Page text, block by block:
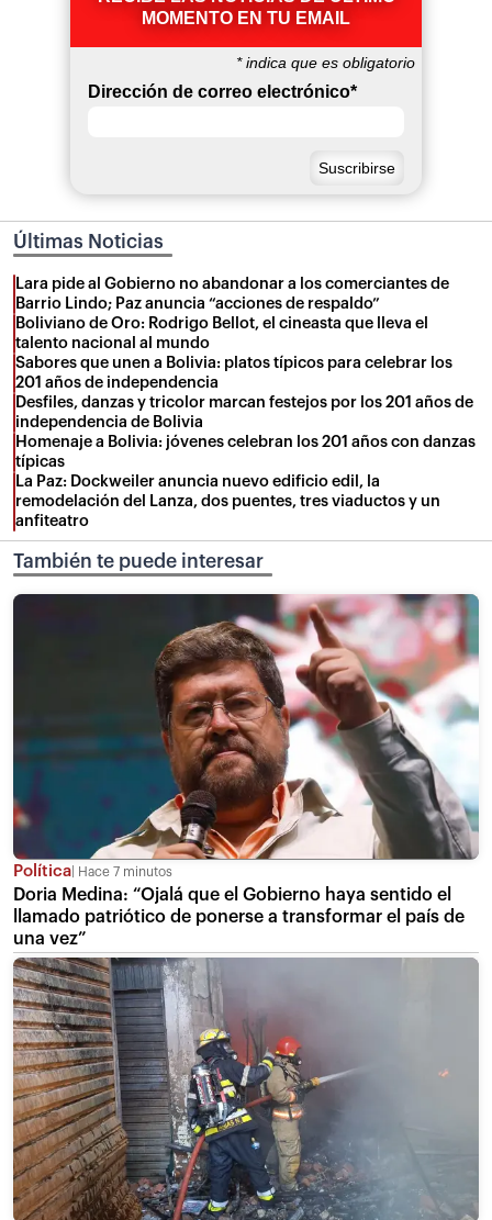
MOMENTO EN TU EMAIL
*indica que es obligatorio
Dirección de correo electrónico*
Últimas Noticias
Lara pide al Gobierno no abandonar a los comerciantes de
Barrio Lindo; Paz anuncia “acciones de respaldo”
Boliviano de Oro: Rodrigo Bellot, el cineasta que lleva el
talento nacional al mundo
Sabores que unen a Bolivia: platos típicos para celebrar los
201 años de independencia
Desfiles, danzas y tricolor marcan festejos por los 201 años de
independencia de Bolivia
Homenaje a Bolivia: jóvenes celebran los 201 años con danzas
típicas
La Paz: Dockweiler anuncia nuevo edificio edil, la
remodelación del Lanza, dos puentes, tres viaductos y un
anfiteatro
También te puede interesar
Política Hace 7 minutos
Doria Medina: “Ojalá que el Gobierno haya sentido el
llamado patriótico de ponerse a transformar el país de
una vez”